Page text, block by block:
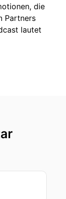
die
Partners
lautet